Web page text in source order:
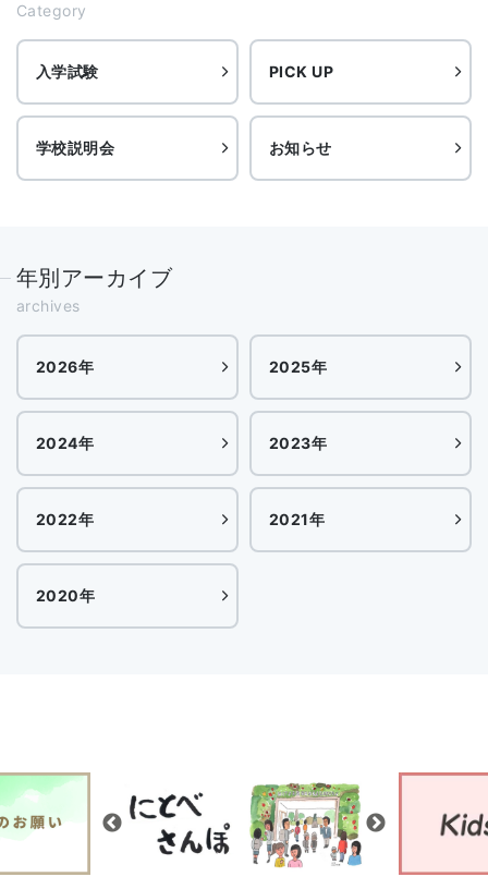
Category
入学試験 PICK UP
学校説明会 お知らせ
年別アーカイブ
archives
2026年 2025年
2024年 2023年
2022年 2021年
2020年